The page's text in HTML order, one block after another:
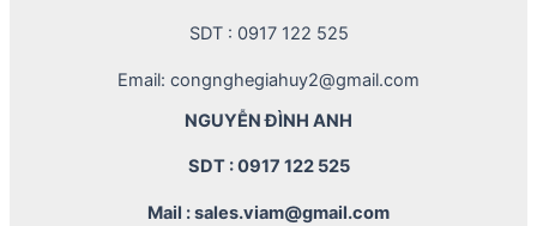
SDT : 0917 122 525
Email: congnghegiahuy2@gmail.com
NGUYỄN ĐÌNH ANH
SDT : 0917 122 525
Mail : sales.viam@gmail.com